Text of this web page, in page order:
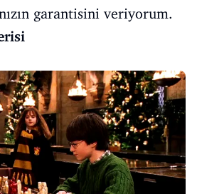
garantisini veriyorum.